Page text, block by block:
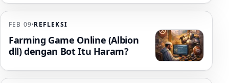
FEB 09·REFLEKSI
Farming Game Online (Albion
dll) dengan Bot Itu Haram?